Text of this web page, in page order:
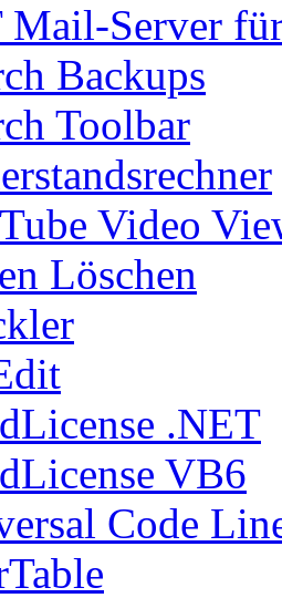
Mail-Server
Backups
Toolbar
Video
Löschen
.NET
VB6
Code